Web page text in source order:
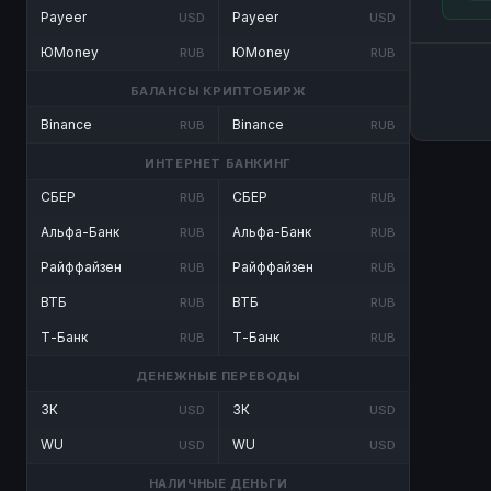
Payeer USD
ЮMoney RUB
Payeer USD
ЮMoney RUB
БАЛАНСЫ КРИПТОБИРЖ
Binance RUB Binance RUB
ИНТЕРНЕТ БАНКИНГ
СБЕР RUB
Альфа-Банк RUB
Райффайзен RUB
ВТБ RUB
Т-Банк RUB
СБЕР RUB
Альфа-Банк RUB
Райффайзен RUB
ВТБ RUB
Т-Банк RUB
ДЕНЕЖНЫЕ ПЕРЕВОДЫ
ЗК USD
WU USD
ЗК USD
WU USD
НАЛИЧНЫЕ ДЕНЬГИ